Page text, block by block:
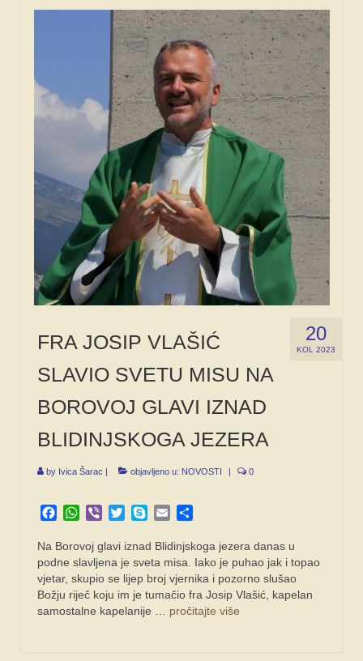
20
KOL 2023
FRA JOSIP VLAŠIĆ
SLAVIO SVETU MISU NA
BOROVOJ GLAVI IZNAD
BLIDINJSKOGA JEZERA
by Ivica Šarac objavljeno u: NOVOSTI 0
Facebook
WhatsApp
Viber TwitterSkypeEmail
Na Borovoj glavi iznad Blidinjskoga jezera danas u
podne slavljena je sveta misa. Iako je puhao jak i topao
vjetar, skupio se lijep broj vjernika i pozorno slušao
Božju riječ koju im je tumačio fra Josip Vlašić, kapelan
samostalne kapelanije … pročitajte više